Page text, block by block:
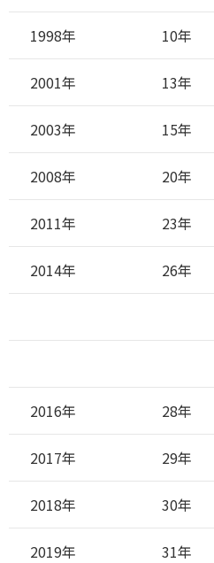
1998年 10年
2001年 13年
2003年 15年
2008年 20年
2011年 23年
2014年 26年
2016年 28年
2017年 29年
2018年 30年
2019年 31年